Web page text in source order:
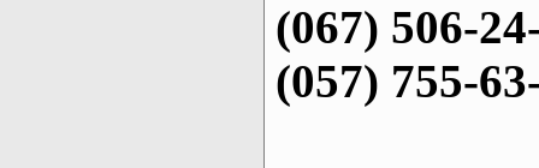
(067) 506-
(057) 755-